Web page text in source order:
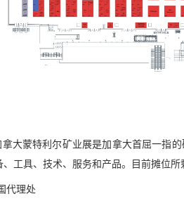
拿大蒙特利尔矿业展是加拿大首屈一指
、工具、技术、服务和产品。目前摊位所
代理处